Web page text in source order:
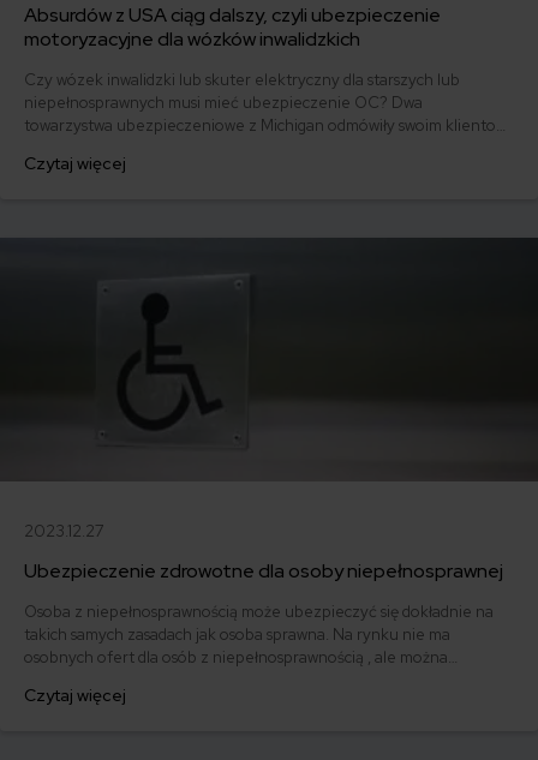
Absurdów z USA ciąg dalszy, czyli ubezpieczenie
motoryzacyjne dla wózków inwalidzkich
Czy wózek inwalidzki lub skuter elektryczny dla starszych lub
niepełnosprawnych musi mieć ubezpieczenie OC? Dwa
towarzystwa ubezpieczeniowe z Michigan odmówiły swoim klientom
poruszające się tym środkiem transportu powinny mieć wykupione
Czytaj więcej
2023.12.27
Ubezpieczenie zdrowotne dla osoby niepełnosprawnej
Osoba z niepełnosprawnością może ubezpieczyć się dokładnie na
takich samych zasadach jak osoba sprawna. Na rynku nie ma
osobnych ofert dla osób z niepełnosprawnością , ale można
dla członków rodziny warto zadbać - zwłaszcza w naszym kraju, w
Czytaj więcej